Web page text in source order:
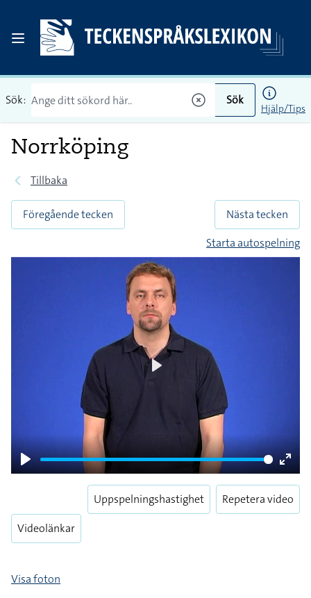
Sök: Sök
Hjälp/Tips
Norrköping
Tillbaka
Föregående tecken
Nästa tecken
Starta autospelning
Play
Enter
Videolänkar
Uppspelningshastighet Repetera video
Visa foton